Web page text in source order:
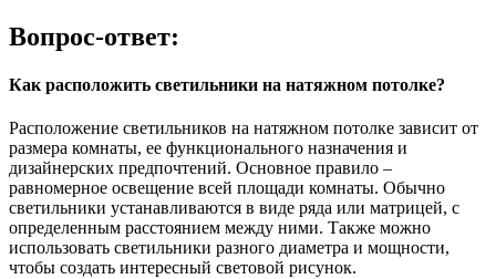
Вопрос-ответ:
Как расположить светильники на натяжном потолке?
Расположение светильников на натяжном потолке зависит от
размера комнаты, ее функционального назначения и
дизайнерских предпочтений. Основное правило –
равномерное освещение всей площади комнаты. Обычно
светильники устанавливаются в виде ряда или матрицей, с
определенным расстоянием между ними. Также можно
использовать светильники разного диаметра и мощности,
чтобы создать интересный световой рисунок.